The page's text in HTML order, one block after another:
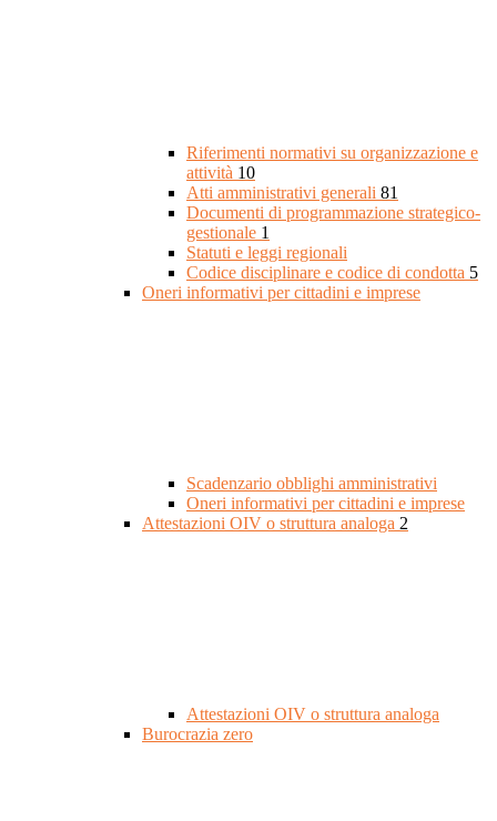
Riferimenti normativi su organizzazione e
attività 10
Atti amministrativi generali 81
Documenti di programmazione strategico-
gestionale 1
Statuti e leggi regionali
Codice disciplinare e codice di condotta 5
Oneri informativi per cittadini e imprese
Scadenzario obblighi amministrativi
Oneri informativi per cittadini e imprese
Attestazioni OIV o struttura analoga 2
Attestazioni OIV o struttura analoga
Burocrazia zero